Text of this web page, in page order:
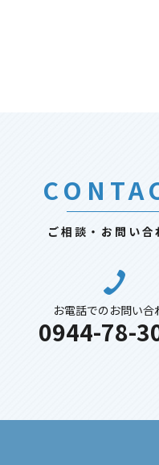
ご相談・お問い合
お電話でのお問い合
0944-78-